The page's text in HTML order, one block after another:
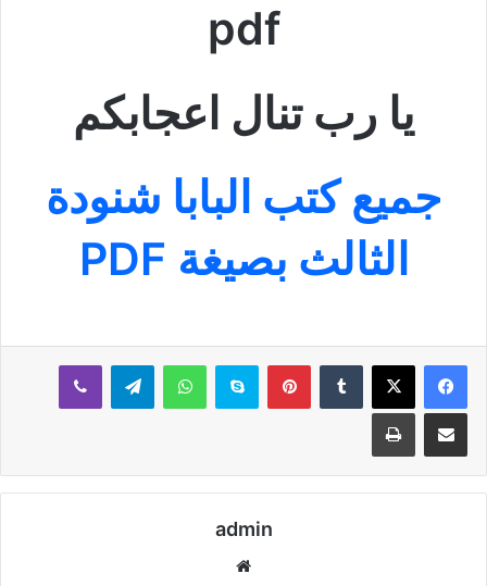
pdf
يا رب تنال اعجابكم
جميع كتب البابا شنودة
الثالث بصيغة PDF
بينتيريستسكايب واتساب تيلقرام ڤايبر
مشاركة عبر البريد طباعة
admin